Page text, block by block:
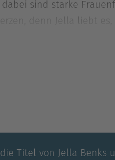
sind starke
denn Jella liebt
oder sucht in
Titel von Jella Benks